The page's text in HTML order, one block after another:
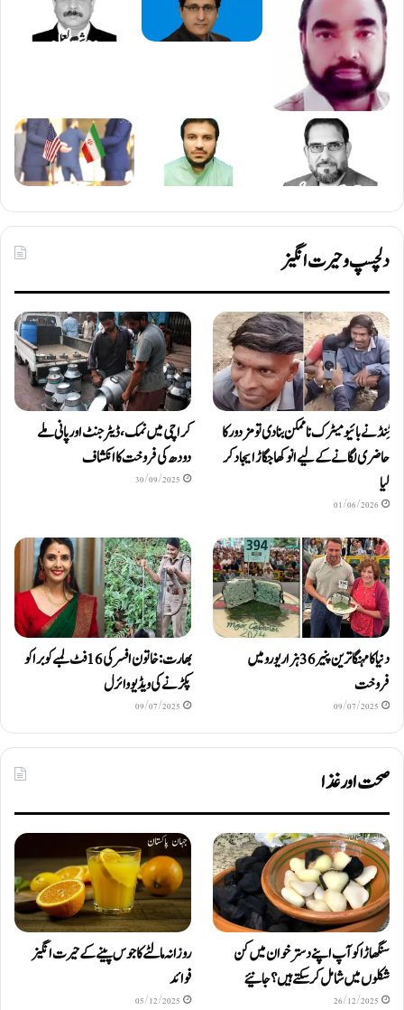
دلچسپ و حیرت انگیز
ٹِنڈ نے بائیومیٹرک ناممکن بنا دی تو مزدور کا
حاضری لگانے کے لیے انوکھا جگاڑ ایجاد کر
لیا
01/06/2026
کراچی میں نمک، ڈیٹرجنٹ اور پانی ملے
دودھ کی فروخت کا انکشاف
30/09/2025
دنیا کا مہنگا ترین پنیر 36 ہزار یورو میں
فروخت
09/07/2025
بھارت: خاتون افسر کی 16 فٹ لمبے کوبرا کو
پکڑنے کی ویڈیو وائرل
09/07/2025
صحت اور غذا
سنگھاڑا کو آپ اپنے دستر خوان میں کن
شکلوں میں شامل کرسکتے ہیں ؟ جانیئے
26/12/2025
روزانہ مالٹے کا جوس پینے کے حیرت انگیز
فوائد
05/12/2025